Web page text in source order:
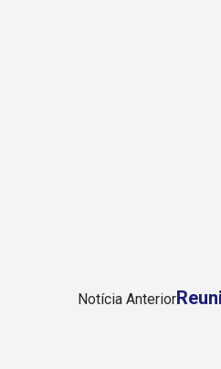
Notícia Anterior